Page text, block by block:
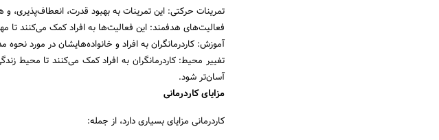
تمرینات حرکتی: این تمرینات به بهبود قدرت،
فعالیت‌های هدفمند: این فعالیت‌ها به افراد کمک می‌کنند تا
آموزش: کاردرمانگران به افراد و خانواده‌هایشان در مورد
تغییر محیط: کاردرمانگران به افراد کمک می‌کنند تا محیط
آسان‌تر شود.
مزایای کاردرمانی
کاردرمانی مزایای بسیاری دارد، از جمله: